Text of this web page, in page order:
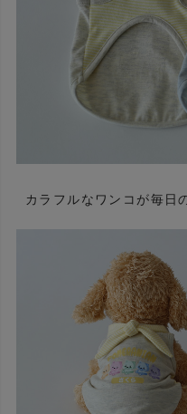
カラフルなワンコが毎日